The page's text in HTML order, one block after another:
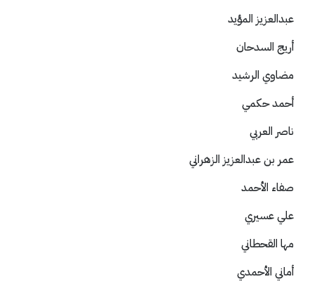
عبدالعزيز المؤيد
أريج السدحان
مضاوي الرشيد
أحمد حكمي
ناصر العربي
عمر بن عبدالعزيز الزهراني
صفاء الأحمد
علي عسيري
مها القحطاني
أماني الأحمدي